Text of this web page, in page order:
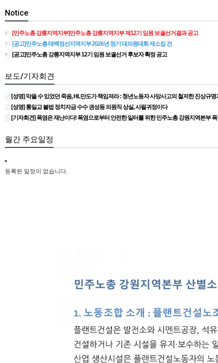
Notice
[민주노총 강릉지역지부]민주노총 강릉지역지부 제12기 임원 보궐선거결과 공고
[공고]민주노총 태백정선지역지부 2026년 정기 대의원대회 재소집 건
[공고]민주노총 강릉지역지부 12기 임원 보궐선거 후보자 확정 공고
보도/기자회견
[성명] 막을 수 있었던 죽음, HL만도가 책임져라 : 청년노동자 사망사고의 철저한 진상규
[성명] 통일교 불법 정치자금 수수 권성동 의원직 상실, 사필귀정이다
[기자회견] 폭염은 재난이다! 폭염으로부터 안전한 일터를 위한 민주노총 강원지역본부
월간 주요일정
등록된 일정이 없습니다.